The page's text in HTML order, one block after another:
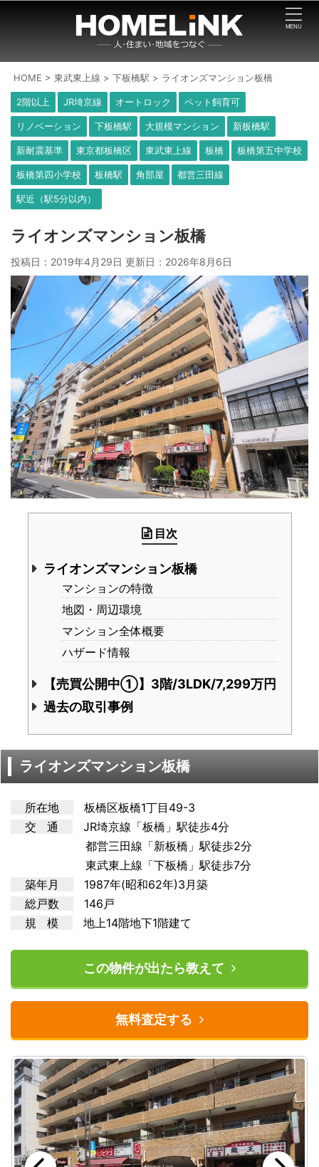
HOME >東武東上線 >下板橋駅 > ライオンズマンション板橋
2階以上 JR埼京線 オートロック ペット飼育可
リノベーション 下板橋駅 大規模マンション 新板橋駅
新耐震基準 東京都板橋区 東武東上線 板橋 板橋第五中学校
板橋第四小学校 板橋駅 角部屋 都営三田線
駅近（駅5分以内）
ライオンズマンション板橋
投稿日：2019年4月29日 更新日： 2026年8月6日
目次
ライオンズマンション板橋
マンションの特徴
地図・周辺環境
マンション全体概要
ハザード情報
【売買公開中①】3階/3LDK/7,299万円
過去の取引事例
ライオンズマンション板橋
所在地
板橋区板橋1丁目49-3
交 通
JR埼京線「板橋」駅徒歩4分
都営三田線「新板橋」駅徒歩2分
東武東上線「下板橋」駅徒歩7分
築年月
1987年(昭和62年)3月築
総戸数
146戸
規 模
地上14階地下1階建て
この物件が出たら教えて
無料査定する